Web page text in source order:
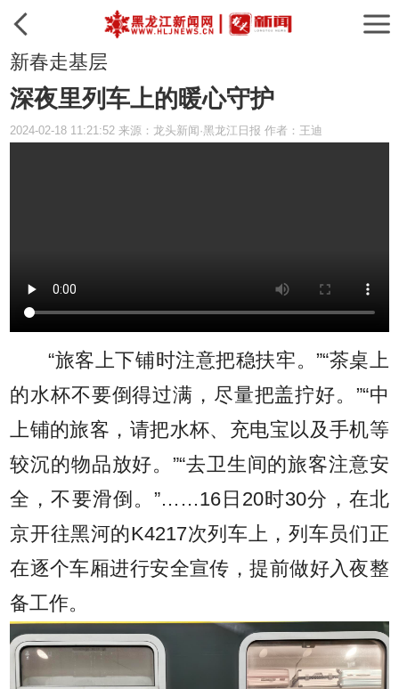
新春走基层
深夜里列车上的暖心守护
2024-02-18 11:21:52 来源：龙头新闻·黑龙江日报 作者：王迪
“旅客上下铺时注意把稳扶牢。”“茶桌上
的水杯不要倒得过满，尽量把盖拧好。”“中
上铺的旅客，请把水杯、充电宝以及手机等
较沉的物品放好。”“去卫生间的旅客注意安
全，不要滑倒。”……16日20时30分，在北
京开往黑河的K4217次列车上，列车员们正
在逐个车厢进行安全宣传，提前做好入夜整
备工作。